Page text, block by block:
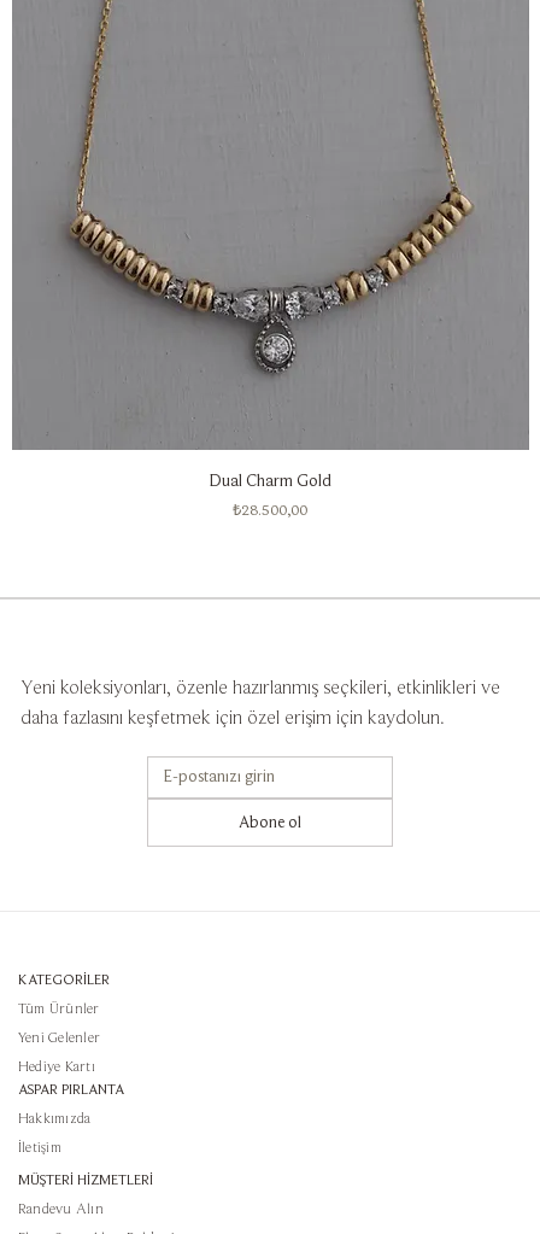
Dual Charm Gold
Fiyat
₺28.500,00
Yeni koleksiyonları, özenle hazırlanmış seçkileri, etkinlikleri ve
daha fazlasını keşfetmek için özel erişim için kaydolun.
Abone ol
KATEGORİLER
Tüm Ürünler
Yeni Gelenler
Hediye Kartı
ASPAR PIRLANTA
Hakkımızda
İletişim
MÜŞTERİ HİZMETLERİ
Randevu Alın